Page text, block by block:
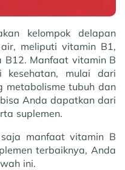
kelompok delapan
meliputi vitamin B1,
B12. Manfaat vitamin B
kesehatan, mulai dari
metabolisme tubuh dan
Anda dapatkan dari
suplemen.
manfaat vitamin B
terbaiknya, Anda
ini.